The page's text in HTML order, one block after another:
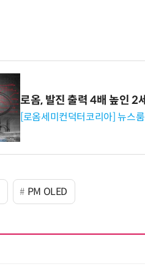
로옴, 발진 출력 4배 높인 2
[로옴세미컨덕터코리아] 뉴스
PM OLED